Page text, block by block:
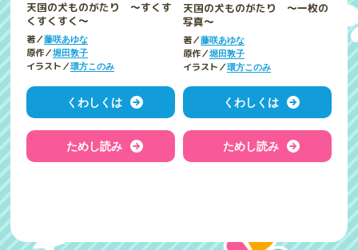
天国の犬ものがたり ～すくす
くすくすく～
著／藤咲あゆな
原作／堀田敦子
イラスト／環方このみ
くわしくは
ためし読み
天国の犬ものがたり ～一枚の
写真～
著／藤咲あゆな
原作／堀田敦子
イラスト／環方このみ
くわしくは
ためし読み